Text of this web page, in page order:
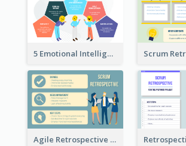
5 Emotional Intelligence Illustration
Agile Retrospective Template